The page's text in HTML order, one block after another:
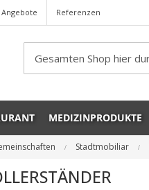
Angebote Referenzen
Search
MEDIZINPRODUKTE
Stadtmobiliar